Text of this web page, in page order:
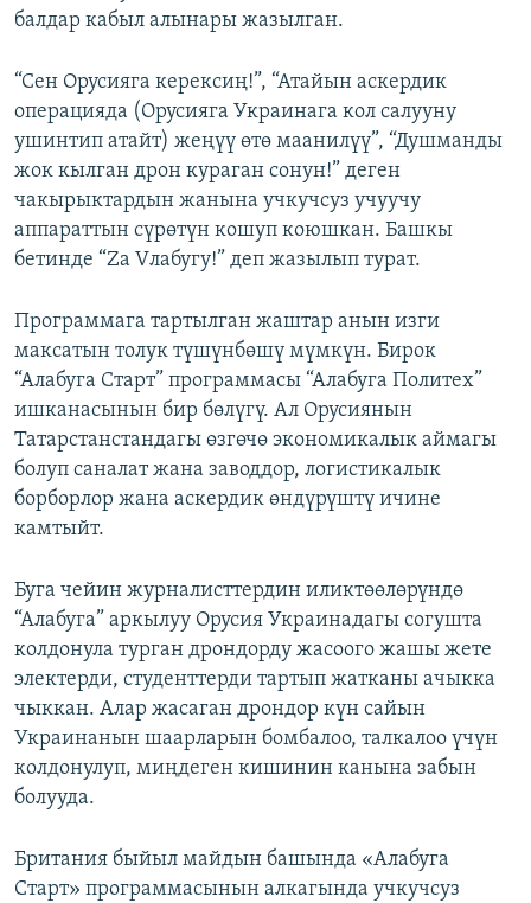
балдар кабыл алынары жазылган.
“Сен Орусияга керексиң!”, “Атайын аскердик
операцияда (Орусияга Украинага кол салууну
ушинтип атайт) жеңүү өтө маанилүү”, “Душманды
жок кылган дрон кураган сонун!” деген
чакырыктардын жанына учкучсуз учуучу
аппараттын сүрөтүн кошуп коюшкан. Башкы
бетинде “Za Vлабугу!” деп жазылып турат.
Программага тартылган жаштар анын изги
максатын толук түшүнбөшү мүмкүн. Бирок
“Алабуга Старт” программасы “Алабуга Политех”
ишканасынын бир бөлүгү. Ал Орусиянын
Татарстанстандагы өзгөчө экономикалык аймагы
болуп саналат жана заводдор, логистикалык
борборлор жана аскердик өндүрүштү ичине
камтыйт.
Буга чейин журналисттердин иликтөөлөрүндө
“Алабуга” аркылуу Орусия Украинадагы согушта
колдонула турган дрондорду жасоого жашы жете
электерди, студенттерди тартып жатканы ачыкка
чыккан. Алар жасаган дрондор күн сайын
Украинанын шаарларын бомбалоо, талкалоо үчүн
колдонулуп, миңдеген кишинин канына забын
болууда.
Британия быйыл майдын башында «Алабуга
Старт» программасынын алкагында учкучсуз